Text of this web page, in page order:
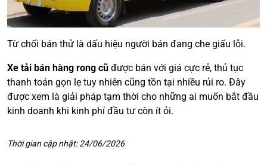
Từ chối bán thử là dấu hiệu người bán đang che giấu lỗi.
Xe tải bán hàng rong cũ được bán với giá cực rẻ, thủ tục
thanh toán gọn lẹ tuy nhiên cũng tồn tại nhiều rủi ro. Đây
được xem là giải pháp tạm thời cho những ai muốn bắt đầu
kinh doanh khi kinh phí đầu tư còn ít ỏi.
Thời gian cập nhật: 24/06/2026